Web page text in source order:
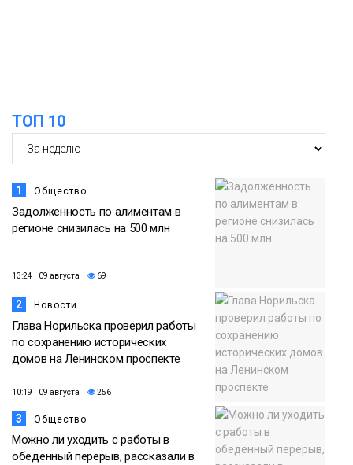
Спорт
ТОП 10
1 Общество
Задолженность по алиментам в
регионе снизилась на 500 млн
13:24 09 августа 69
2 Новости
Глава Норильска проверил работы
по сохранению исторических
домов на Ленинском проспекте
10:19 09 августа 256
3 Общество
Можно ли уходить с работы в
обеденный перерыв, рассказали в